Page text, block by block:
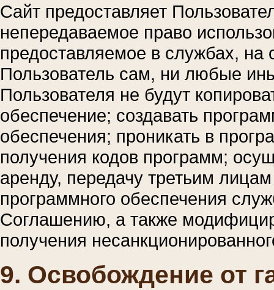
Сайт предоставляет
непередаваемое право
предоставляемое в службах,
Пользователь сам, ни любые
Пользователя не будут
обеспечение; создавать
обеспечения; проникать в
получения кодов программ;
аренду, передачу третьим
программного обеспечения
Соглашению, а также
получения
9. Освобождение от